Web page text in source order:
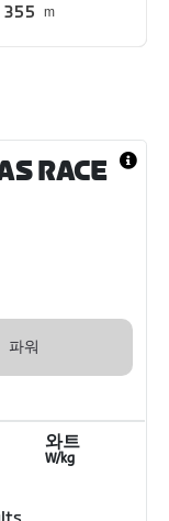
355 m
RACE
파워
와트
W/kg